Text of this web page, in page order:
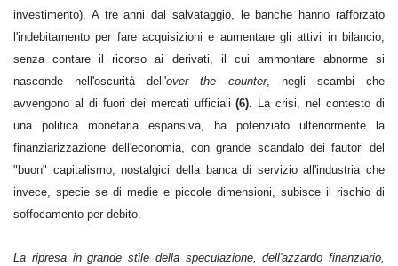
investimento). A tre anni dal salvataggio, le banche hanno rafforzato
l'indebitamento per fare acquisizioni e aumentare gli attivi in bilancio,
senza contare il ricorso ai derivati, il cui ammontare abnorme si
nasconde nell'oscurità dell'over the counter, negli scambi che
avvengono al di fuori dei mercati ufficiali (6). La crisi, nel contesto di
una politica monetaria espansiva, ha potenziato ulteriormente la
finanziarizzazione dell'economia, con grande scandalo dei fautori del
"buon" capitalismo, nostalgici della banca di servizio all'industria che
invece, specie se di medie e piccole dimensioni, subisce il rischio di
soffocamento per debito.
La ripresa in grande stile della speculazione, dell'azzardo finanziario,